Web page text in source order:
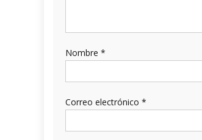
Nombre *
Correo electrónico *